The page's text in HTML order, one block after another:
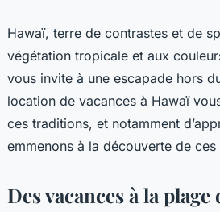
de
de
Hawaï, terre de contrastes et de
végétation tropicale et aux
vous invite à une escapade hors
location de vacances à Hawaï
ces traditions, et notamment
emmenons à la découverte de ces
Des vacances à la